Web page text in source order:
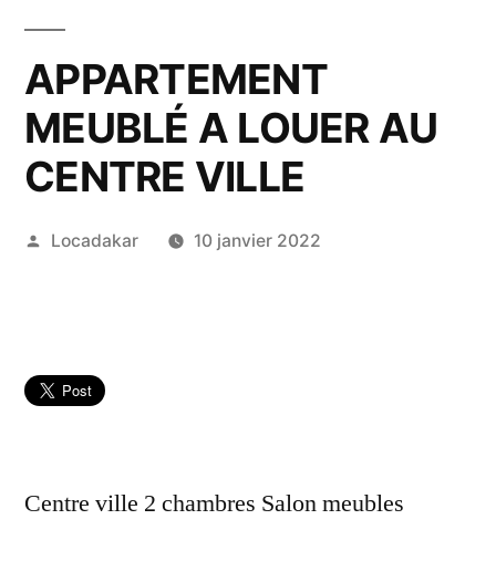
APPARTEMENT
MEUBLÉ A LOUER AU
CENTRE VILLE
Publié
Locadakar 10 janvier 2022
Centre ville 2 chambres Salon meubles